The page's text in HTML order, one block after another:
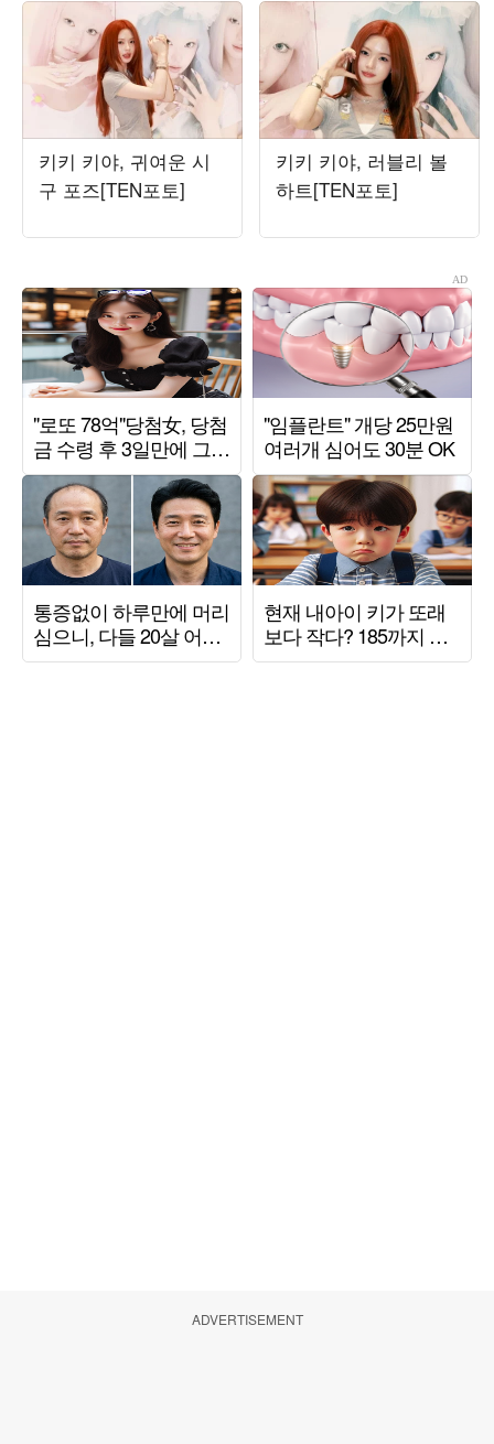
키키 키야, 귀여운 시
구 포즈[TEN포토]
키키 키야, 러블리 볼
하트[TEN포토]
ADVERTISEMENT